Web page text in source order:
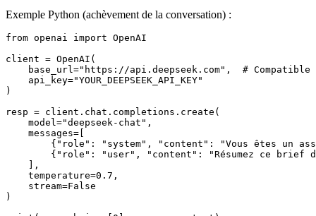
Exemple Python (achèvement de la conversation) :
from openai import OpenAI
client = OpenAI(
base_url="https://api.deepseek.com",  # Compatible
    api_key="YOUR_DEEPSEEK_API_KEY"
)
resp = client.chat.completions.create(
    model="deepseek-chat",
    messages=[
{"role": "system", "content": "Vous êtes un
{"role": "user", "content": "Résumez ce brief
    ],
    temperature=0.7,
    stream=False
)